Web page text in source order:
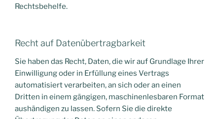
Rechtsbehelfe.
Recht auf Datenübertragbarkeit
Sie haben das Recht, Daten, die wir auf Grundlage Ihrer
Einwilligung oder in Erfüllung eines Vertrags
automatisiert verarbeiten, an sich oder an einen
Dritten in einem gängigen, maschinenlesbaren Format
aushändigen zu lassen. Sofern Sie die direkte